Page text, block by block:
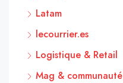
Latam
lecourrier.es
Logistique & Retail
Mag & communauté